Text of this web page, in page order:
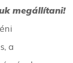
megállítani!
a